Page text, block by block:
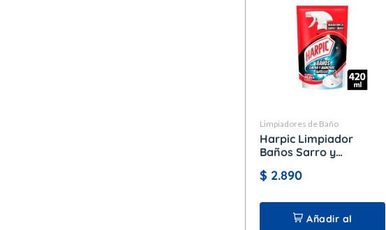
Limpiadores de Baño
Harpic Limpiador
Baños Sarro y
ml. Doy Pack
$ 2.890
Añadir al